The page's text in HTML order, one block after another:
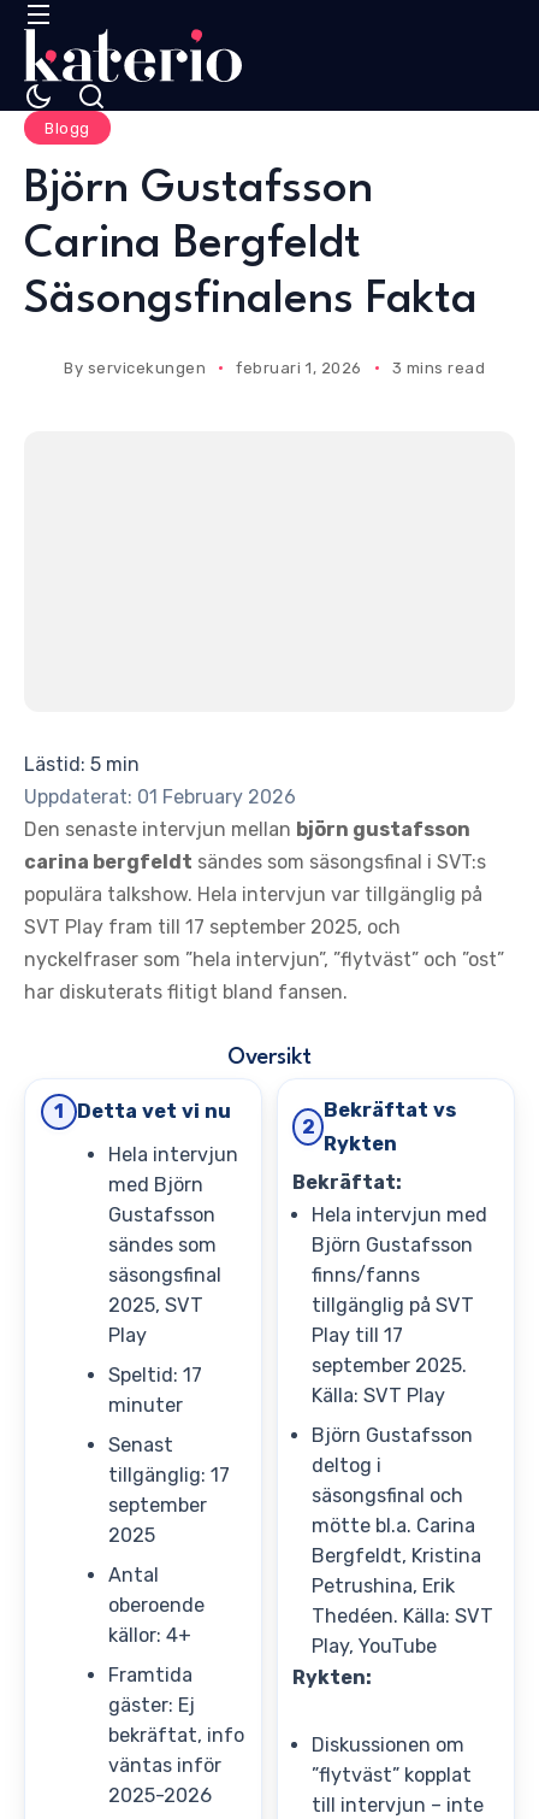
Blogg
Björn Gustafsson
Carina Bergfeldt
Säsongsfinalens Fakta
By servicekungen februari 1, 2026 3 mins read
Lästid: 5 min
Uppdaterat: 01 February 2026
Den senaste intervjun mellan björn gustafsson
carina bergfeldt sändes som säsongsfinal i SVT:s
populära talkshow. Hela intervjun var tillgänglig på
SVT Play fram till 17 september 2025, och
nyckelfraser som ”hela intervjun”, ”flytväst” och ”ost”
har diskuterats flitigt bland fansen.
Oversikt
1
Detta vet vi nu
Hela intervjun
med Björn
Gustafsson
sändes som
säsongsfinal
2025, SVT
Play
Speltid: 17
minuter
Senast
tillgänglig: 17
september
2025
Antal
oberoende
källor: 4+
Framtida
gäster: Ej
bekräftat, info
väntas inför
2025-2026
2
Bekräftat vs
Rykten
Bekräftat:
Hela intervjun med
Björn Gustafsson
finns/fanns
tillgänglig på SVT
Play till 17
september 2025.
Källa: SVT Play
Björn Gustafsson
deltog i
säsongsfinal och
mötte bl.a. Carina
Bergfeldt, Kristina
Petrushina, Erik
Thedéen. Källa: SVT
Play, YouTube
Rykten:
Diskussionen om
”flytväst” kopplat
till intervjun – inte